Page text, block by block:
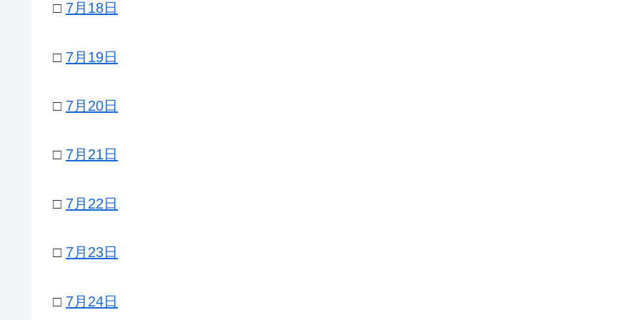
□ 7月18日
□ 7月19日
□ 7月20日
□ 7月21日
□ 7月22日
□ 7月23日
□ 7月24日